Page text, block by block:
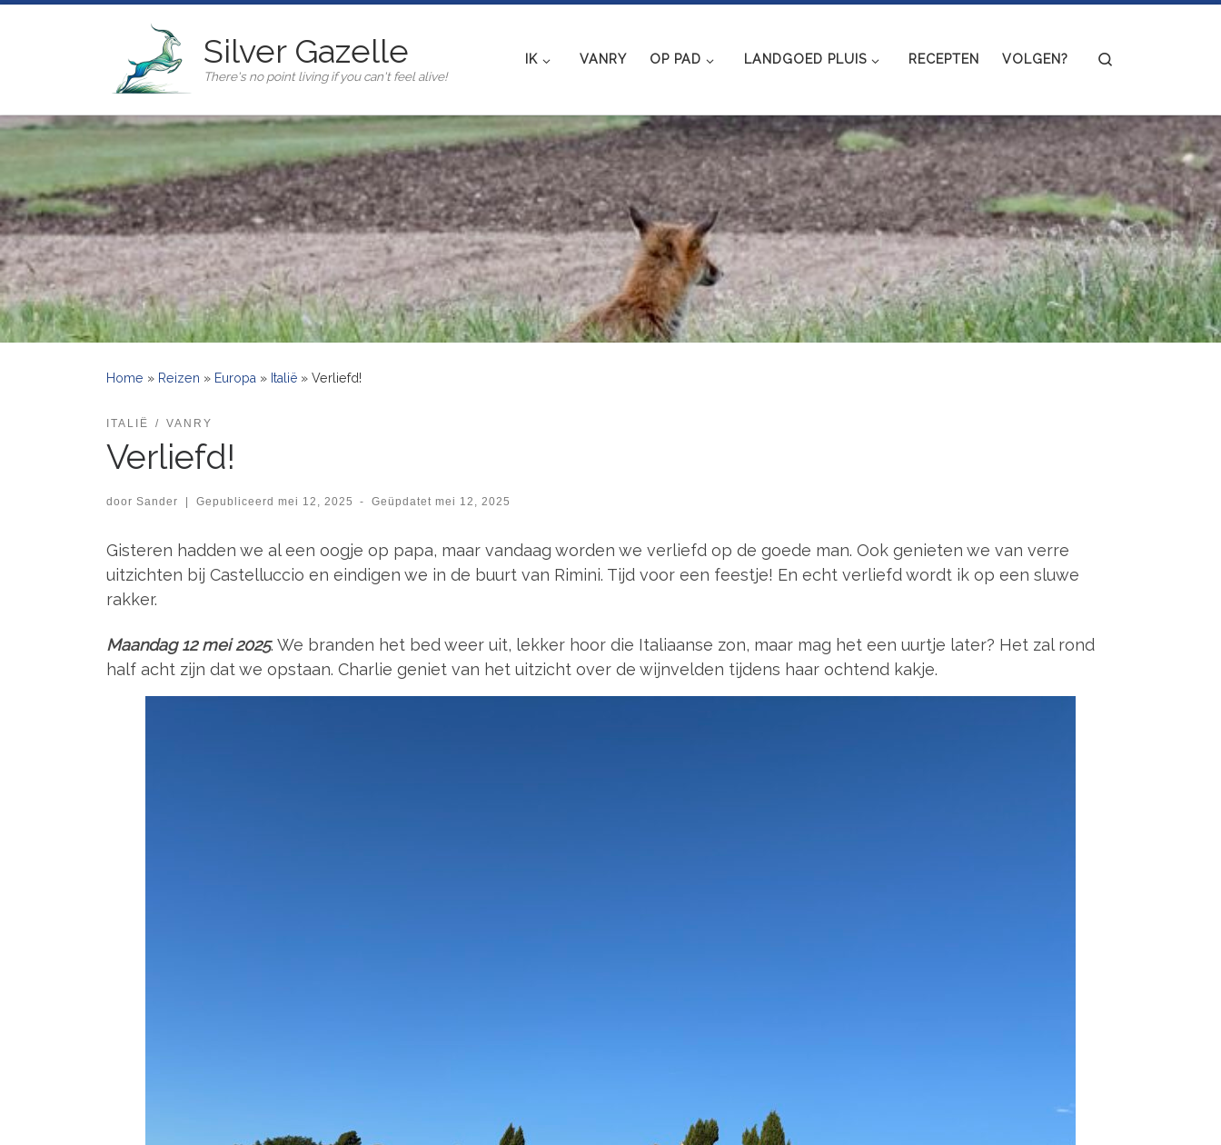
Silver Gazelle
There's no point living if you can't feel alive!
IK VANRY OP PAD LANDGOED PLUIS RECEPTEN VOLGEN?
Home » Reizen » Europa » Italië » Verliefd!
ITALIË VANRY
Verliefd!
door Sander Gepubliceerd mei 12, 2025 - Geüpdatetmei 12, 2025
Gisteren hadden we al een oogje op papa, maar vandaag worden we verliefd op de goede man. Ook genieten we van verre
uitzichten bij Castelluccio en eindigen we in de buurt van Rimini. Tijd voor een feestje! En echt verliefd wordt ik op een sluwe
rakker.
Maandag 12 mei 2025. We branden het bed weer uit, lekker hoor die Italiaanse zon, maar mag het een uurtje later? Het zal rond
half acht zijn dat we opstaan. Charlie geniet van het uitzicht over de wijnvelden tijdens haar ochtend kakje.